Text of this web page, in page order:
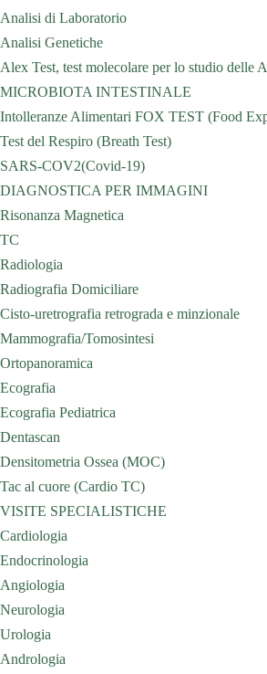
Analisi di Laboratorio
Analisi Genetiche
Alex Test, test molecolare per lo studio delle
MICROBIOTA INTESTINALE
Intolleranze Alimentari FOX TEST (Food
Test del Respiro (Breath Test)
SARS-COV2(Covid-19)
DIAGNOSTICA PER IMMAGINI
Risonanza Magnetica
TC
Radiologia
Radiografia Domiciliare
Cisto-uretrografia retrograda e minzionale
Mammografia/Tomosintesi
Ortopanoramica
Ecografia
Ecografia Pediatrica
Dentascan
Densitometria Ossea (MOC)
Tac al cuore (Cardio TC)
VISITE SPECIALISTICHE
Cardiologia
Endocrinologia
Angiologia
Neurologia
Urologia
Andrologia